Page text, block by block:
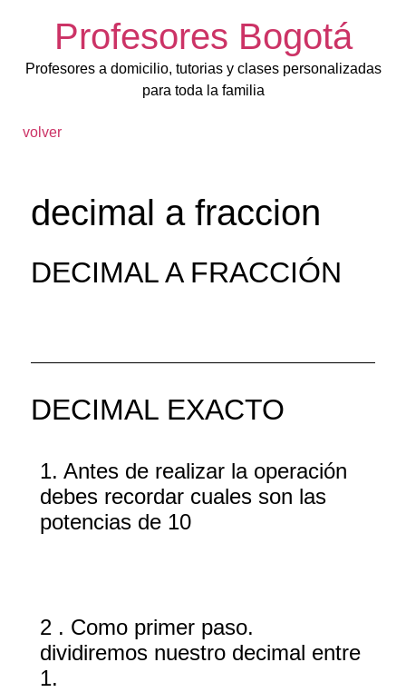
Profesores Bogotá
Profesores a domicilio, tutorias y clases personalizadas
para toda la familia
volver
decimal a fraccion
DECIMAL A FRACCIÓN
DECIMAL EXACTO
1. Antes de realizar la operación
debes recordar cuales son las
potencias de 10
2 . Como primer paso.
dividiremos nuestro decimal entre
1.